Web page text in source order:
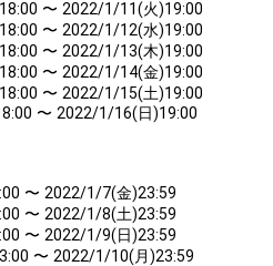
〜 2022/1/11(火)19:00
〜 2022/1/12(水)19:00
〜 2022/1/13(木)19:00
〜 2022/1/14(金)19:00
〜 2022/1/15(土)19:00
〜 2022/1/16(日)19:00
〜 2022/1/7(金)23:59
〜 2022/1/8(土)23:59
〜 2022/1/9(日)23:59
〜 2022/1/10(月)23:59